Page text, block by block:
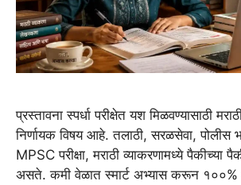
प्रस्तावना स्पर्धा परीक्षेत यश मिळवण्यासाठी
निर्णायक विषय आहे. तलाठी, सरळसेवा, पोलीस
MPSC परीक्षा, मराठी व्याकरणामध्ये पैकीच्या
असते. कमी वेळात स्मार्ट अभ्यास करून